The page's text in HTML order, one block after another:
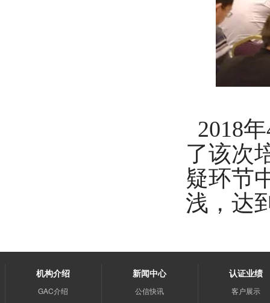
2018
了该次
疑环节
浅，达
机构介绍
GAC介绍
新闻中心
公信快讯
认证业绩
客户展示